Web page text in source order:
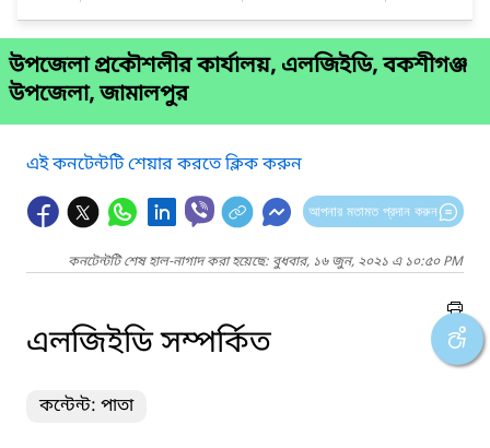
উপজেলা প্রকৌশলীর কার্যালয়, এলজিইডি, বকশীগঞ্জ
উপজেলা, জামালপুর
এই কনটেন্টটি শেয়ার করতে ক্লিক করুন
আপনার মতামত প্রদান করুন
কনটেন্টটি শেষ হাল-নাগাদ করা হয়েছে: বুধবার, ১৬ জুন, ২০২১ এ ১০:৫০ PM
এলজিইডি সম্পর্কিত
কন্টেন্ট: পাতা